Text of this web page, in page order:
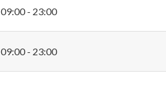
09:00 - 23:00
09:00 - 23:00